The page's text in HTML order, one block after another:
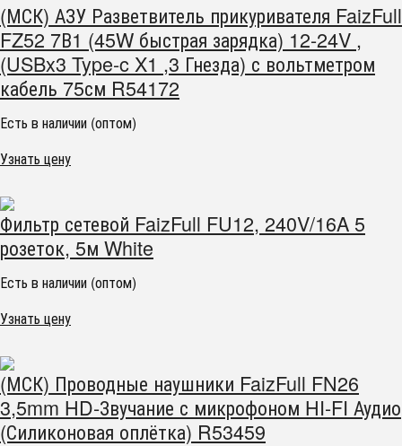
(МСК) АЗУ Разветвитель прикуривателя FaizFull
FZ52 7В1 (45W быстрая зарядка) 12-24V ,
(USBx3 Type-c X1 ,3 Гнезда) с вольтметром
кабель 75см R54172
Есть в наличии (оптом)
Узнать цену
Фильтр сетевой FaizFull FU12, 240V/16A 5
розеток, 5м White
Есть в наличии (оптом)
Узнать цену
(МСК) Проводные наушники FaizFull FN26
3,5mm HD-Звучание с микрофоном HI-FI Аудио
(Силиконовая оплётка) R53459